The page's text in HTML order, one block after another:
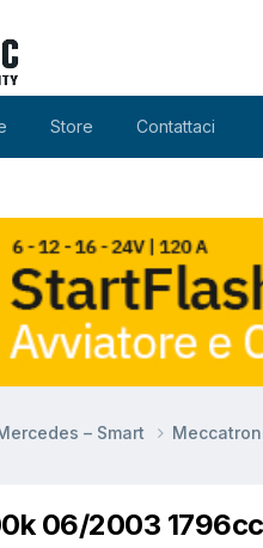
Store Contattaci
– Smart
06/2003